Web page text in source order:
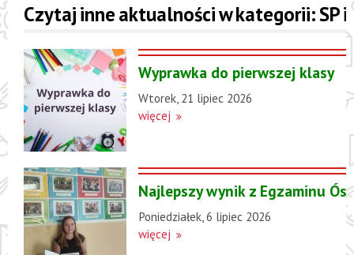
Czytaj inne aktualności w kategorii: SP
Wyprawka do pierwszej klasy
Wtorek, 21 lipiec 2026
więcej
Najlepszy wynik z Egzaminu
Poniedziałek, 6 lipiec 2026
więcej